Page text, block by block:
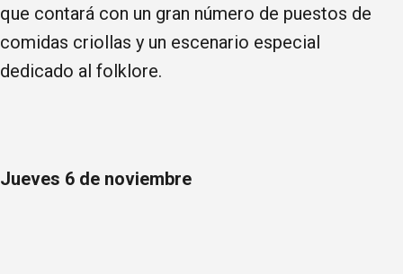
que contará con un gran número de puestos de
comidas criollas y un escenario especial
dedicado al folklore.
Jueves 6 de noviembre